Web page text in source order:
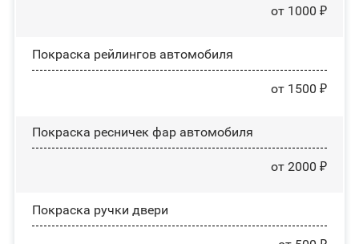
от 1000 ₽
Покраска рейлингов автомобиля
от 1500 ₽
Покраска ресничек фар автомобиля
от 2000 ₽
Покраска ручки двери